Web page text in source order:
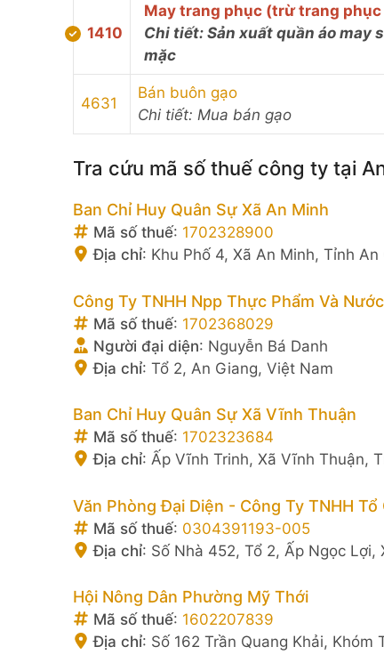
1410
May trang phục (trừ trang
Chi tiết: Sản xuất quần áo may
mặc
4631
Bán buôn gạo
Chi tiết: Mua bán gạo
Tra cứu mã số thuế công ty tại
Ban Chỉ Huy Quân Sự Xã An Minh
Mã số thuế: 1702328900
Địa chỉ: Khu Phố 4, Xã An Minh, Tỉnh
Công Ty TNHH Npp Thực Phẩm Và
Mã số thuế: 1702368029
Người đại diện: Nguyễn Bá Danh
Địa chỉ: Tổ 2, An Giang, Việt Nam
Ban Chỉ Huy Quân Sự Xã Vĩnh Thuận
Mã số thuế: 1702323684
Địa chỉ: Ấp Vĩnh Trinh, Xã Vĩnh Thuận,
Văn Phòng Đại Diện - Công Ty TNHH
Mã số thuế: 0304391193-005
Địa chỉ: Số Nhà 452, Tổ 2, Ấp Ngọc
Hội Nông Dân Phường Mỹ Thới
Mã số thuế: 1602207839
Địa chỉ: Số 162 Trần Quang Khải,